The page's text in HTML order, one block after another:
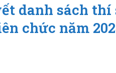
danh sách
chức năm